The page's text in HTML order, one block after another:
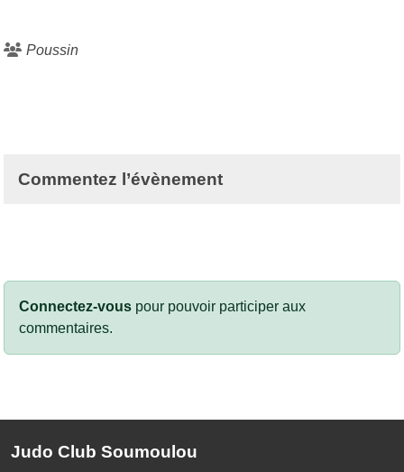
Poussin
Commentez l’évènement
Connectez-vous pour pouvoir participer aux
commentaires.
Judo Club Soumoulou